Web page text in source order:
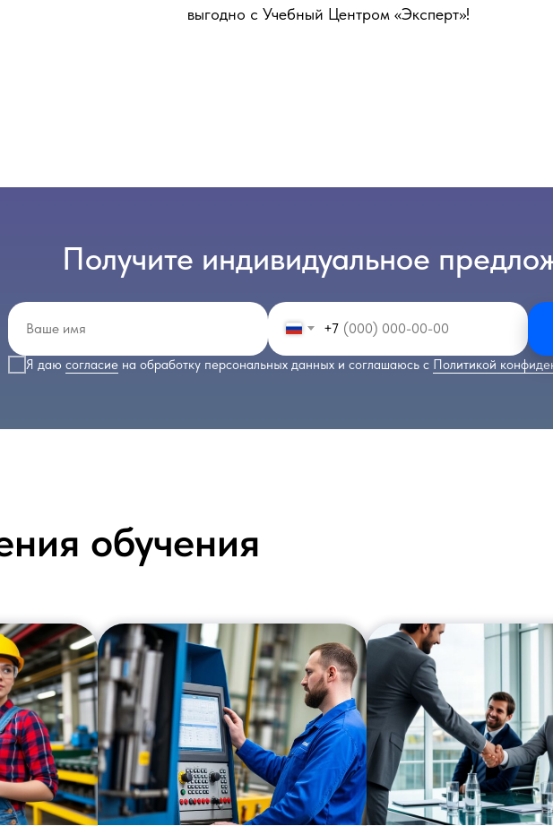
выгодно с Учебный Центром «Эксперт»!
Получите индивидуальное
+7
Я даю согласие на обработку персональных данных и соглашаюсь с Политикой
обучения